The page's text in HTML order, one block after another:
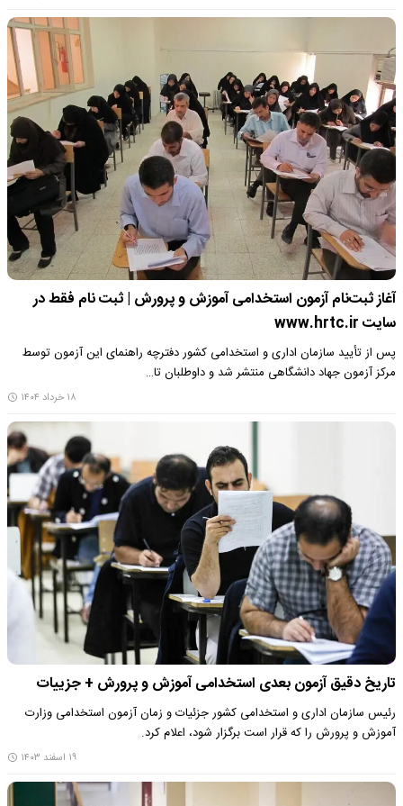
آغاز ثبت‌نام آزمون استخدامی آموزش‌ و پرورش | ثبت نام فقط در
سایت www.hrtc.ir
پس از تأیید سازمان اداری و استخدامی کشور دفترچه راهنمای این آزمون توسط
مرکز آزمون جهاد دانشگاهی منتشر شد و داوطلبان تا…
۱۸ خرداد ۱۴۰۴
تاریخ دقیق آزمون بعدی استخدامی آموزش و پرورش + جزییات
رئیس سازمان اداری و استخدامی کشور جزئیات و زمان آزمون استخدامی وزارت
آموزش و پرورش را که قرار است برگزار شود، اعلام کرد.
۱۹ اسفند ۱۴۰۳